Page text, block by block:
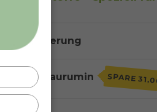
Lieferung
- Taurumin SPARE